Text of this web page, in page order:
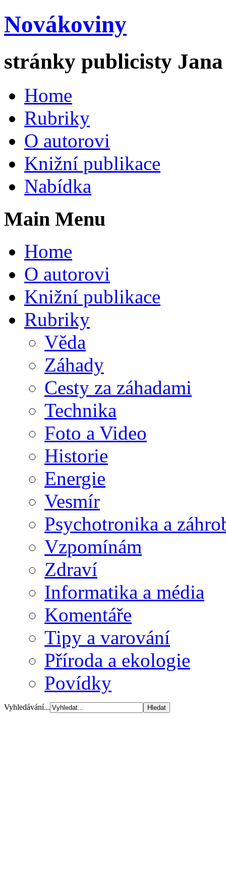
Novákoviny
stránky publicisty
Home
Rubriky
O autorovi
Knižní publikace
Nabídka
Main Menu
Home
O autorovi
Knižní publikace
Rubriky
Věda
Záhady
Cesty za záhadami
Technika
Foto a Video
Historie
Energie
Vesmír
Psychotronika a
Vzpomínám
Zdraví
Informatika a média
Komentáře
Tipy a varování
Příroda a ekologie
Povídky
Vyhledávání...